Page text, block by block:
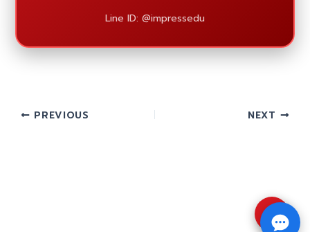
Line ID: @impressedu
PREVIOUS NEXT
⇧